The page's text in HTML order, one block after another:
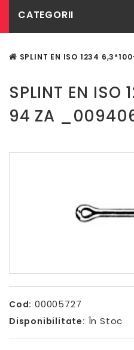
CATEGORII
SPLINT EN ISO 1234
SPLINT EN
94 ZA
Cod: 00005727
Disponibilitate: În Stoc